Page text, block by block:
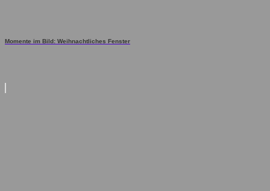
Momente im Bild: Weihnachtliches Fenster